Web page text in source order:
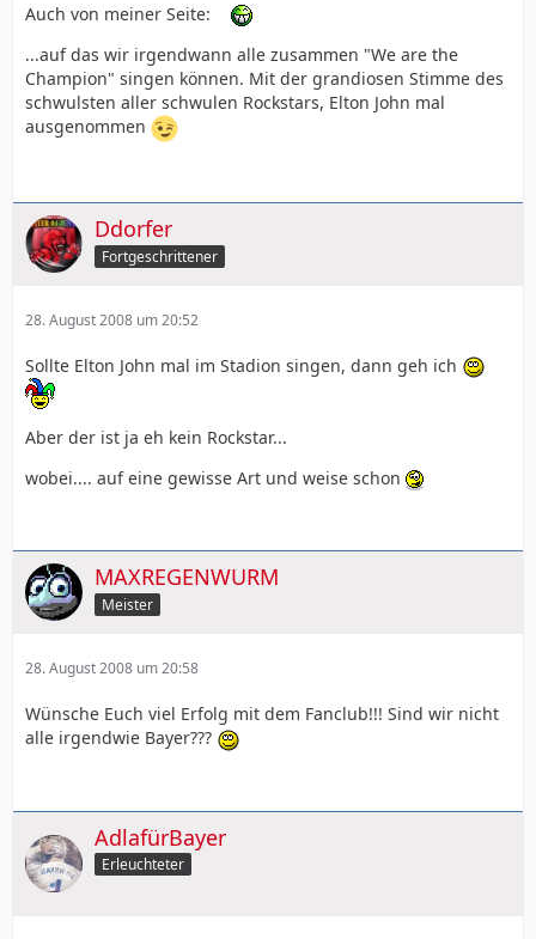
Auch von meiner Seite:
...auf das wir irgendwann alle zusammen "We are the
Champion" singen können. Mit der grandiosen Stimme des
schwulsten aller schwulen Rockstars, Elton John mal
ausgenommen
Ddorfer
Fortgeschrittener
28. August 2008 um 20:52
Sollte Elton John mal im Stadion singen, dann geh ich
Aber der ist ja eh kein Rockstar...
wobei.... auf eine gewisse Art und weise schon
MAXREGENWURM
Meister
28. August 2008 um 20:58
Wünsche Euch viel Erfolg mit dem Fanclub!!! Sind wir nicht
alle irgendwie Bayer???
AdlafürBayer
Erleuchteter